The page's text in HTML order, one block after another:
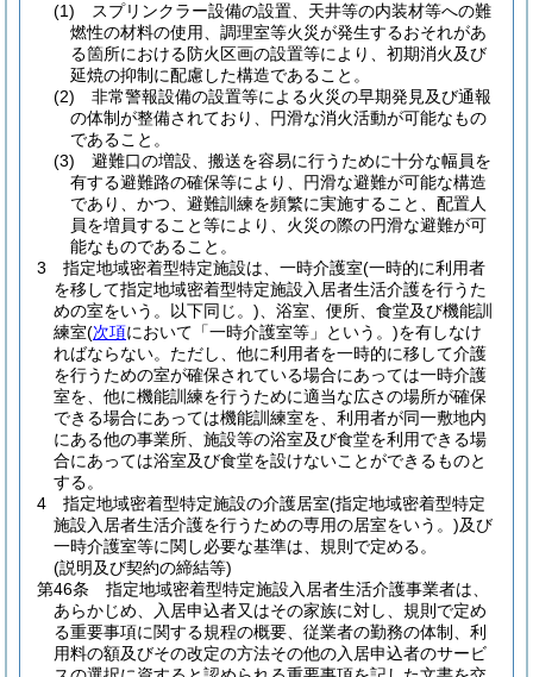
(1)
スプリンクラー設備の設置、天井等の内装材等への難
燃性の材料の使用、調理室等火災が発生するおそれがあ
る箇所における防火区画の設置等により、初期消火及び
延焼の抑制に配慮した構造であること。
(2)
非常警報設備の設置等による火災の早期発見及び通報
の体制が整備されており、円滑な消火活動が可能なもの
であること。
(3)
避難口の増設、搬送を容易に行うために十分な幅員を
有する避難路の確保等により、円滑な避難が可能な構造
であり、かつ、避難訓練を頻繁に実施すること、配置人
員を増員すること等により、火災の際の円滑な避難が可
能なものであること。
3
指定地域密着型特定施設は、一時介護室(一時的に利用者
を移して指定地域密着型特定施設入居者生活介護を行うた
めの室をいう。以下同じ。) 、浴室、便所、食堂及び機能訓
練室(次項において「一時介護室等」という。)を有しなけ
ればならない。 ただし、他に利用者を一時的に移して介護
を行うための室が確保されている場合にあっては一時介護
室を、他に機能訓練を行うために適当な広さの場所が確保
できる場合にあっては機能訓練室を、利用者が同一敷地内
にある他の事業所、施設等の浴室及び食堂を利用できる場
合にあっては浴室及び食堂を設けないことができるものと
する。
4
指定地域密着型特定施設の介護居室(指定地域密着型特定
施設入居者生活介護を行うための専用の居室をいう。)及び
一時介護室等に関し必要な基準は、規則で定める。
(説明及び契約の締結等)
第46条
指定地域密着型特定施設入居者生活介護事業者は、
あらかじめ、入居申込者又はその家族に対し、規則で定め
る重要事項に関する規程の概要、従業者の勤務の体制、利
用料の額及びその改定の方法その他の入居申込者のサービ